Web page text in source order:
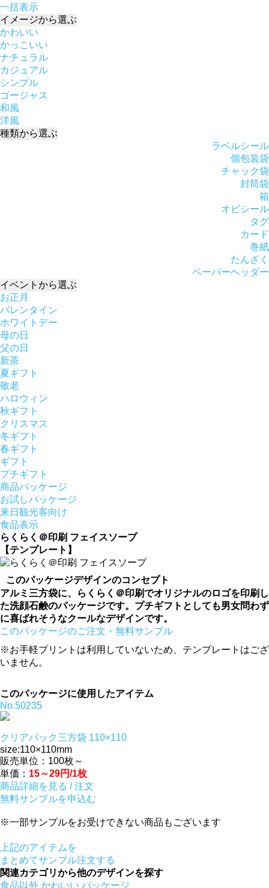
一括表示
イメージから選ぶ
かわいい
かっこいい
ナチュラル
カジュアル
シンプル
ゴージャス
和風
洋風
種類から選ぶ
ラベルシール
個包装袋
チャック袋
封筒袋
箱
オビシール
タグ
カード
巻紙
たんざく
ペーパーヘッダー
イベント から選ぶ
お正月
バレンタイン
ホワイトデー
母の日
父の日
新茶
夏ギフト
敬老
ハロウィン
秋ギフト
クリスマス
冬ギフト
春ギフト
ギフト
プチギフト
商品パッケージ
お試しパッケージ
来日観光客向け
食品表示
らくらく＠印刷 フェイスソープ
【テンプレート】
このパッケージデザインのコンセプト
アルミ三方袋に、らくらく＠印刷でオリジナルのロゴを印刷し
た洗顔石鹸のパッケージです。プチギフトとしても男女問わず
に喜ばれそうなクールなデザインです。
このパッケージのご注文・無料サンプル
※お手軽プリントは利用していないため、テンプレートはござ
いません。
このパッケージに使用したアイテム
No.50235
クリアパック三方袋 110×110
size:110×110mm
販売単位：100枚～
単価： 15～29円/1枚
商品詳細を見る / 注文
無料サンプルを申込む
※一部サンプルをお受けできない商品もございます
上記のアイテムを
まとめてサンプル注文する
関連カテゴリから他のデザインを探す
食品以外 かわいい パッケージ